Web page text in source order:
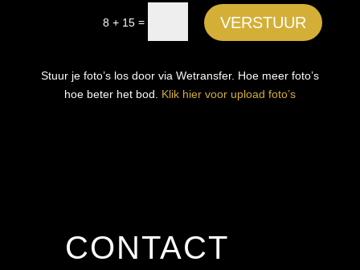
8 + 15 = VERSTUUR
Stuur je foto’s los door via Wetransfer. Hoe meer foto’s
hoe beter het bod. Klik hier voor upload foto’s
CONTACT